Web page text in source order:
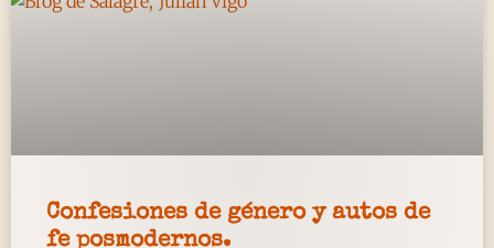
Confesiones de género y autos de
fe posmodernos.